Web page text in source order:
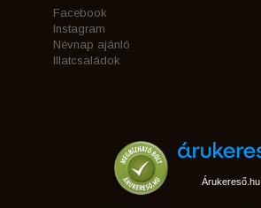
Facebook
Instagram
Névnap ajánló
Illatcsaládok
Árukereső.hu